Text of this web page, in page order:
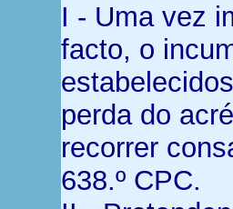
I - Uma vez
facto, o
perda do
recorrer
638.º CPC.